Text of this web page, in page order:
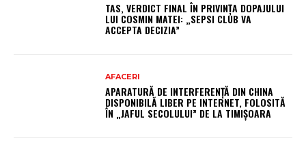
TAS, VERDICT FINAL ÎN PRIVINȚA DOPAJULUI
LUI COSMIN MATEI: „SEPSI CLUB VA
ACCEPTA DECIZIA”
AFACERI
APARATURĂ DE INTERFERENȚĂ DIN CHINA
DISPONIBILĂ LIBER PE INTERNET, FOLOSITĂ
ÎN „JAFUL SECOLULUI” DE LA TIMIȘOARA